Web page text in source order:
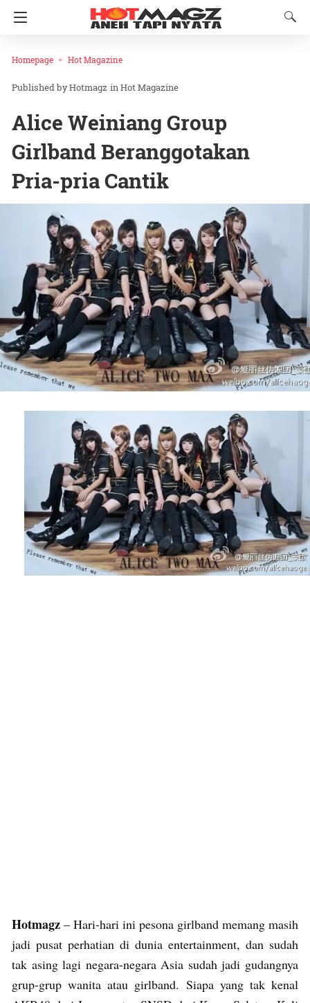
Homepage Hot Magazine
Hotmagz inHot Magazine
Alice Weiniang Group
Girlband Beranggotakan
Pria-pria Cantik
Hotmagz – Hari-hari ini pesona girlband memang masih
jadi pusat perhatian di dunia entertainment, dan sudah
tak asing lagi negara-negara Asia sudah jadi gudangnya
grup-grup wanita atau girlband. Siapa yang tak kenal